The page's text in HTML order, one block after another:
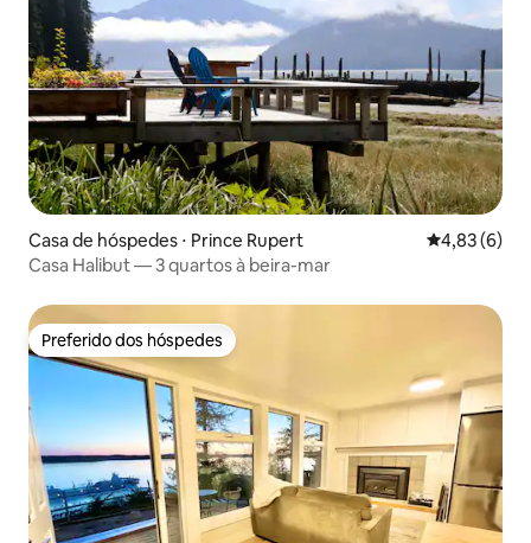
Casa de hóspedes ⋅ Prince Rupert 4,83 de uma
4,83 (6)
Casa Halibut — 3 quartos à beira-mar
Preferido dos hóspedes
Preferido dos hóspedes